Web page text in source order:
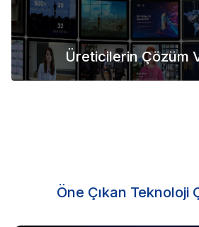
Üreticilerin Çözüm
Öne Çıkan Teknoloji